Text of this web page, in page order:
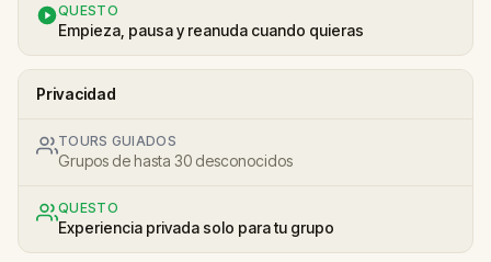
QUESTO
Empieza, pausa y reanuda cuando quieras
Privacidad
TOURS GUIADOS
Grupos de hasta 30 desconocidos
QUESTO
Experiencia privada solo para tu grupo